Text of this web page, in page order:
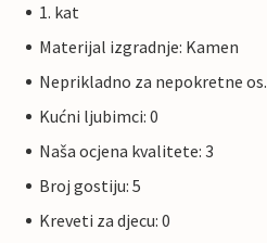
1. kat
Materijal izgradnje: Kamen
Neprikladno za nepokretne os.
Kućni ljubimci: 0
Naša ocjena kvalitete: 3
Broj gostiju: 5
Kreveti za djecu: 0